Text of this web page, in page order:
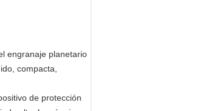
engranaje planetario
compacta,
de protección